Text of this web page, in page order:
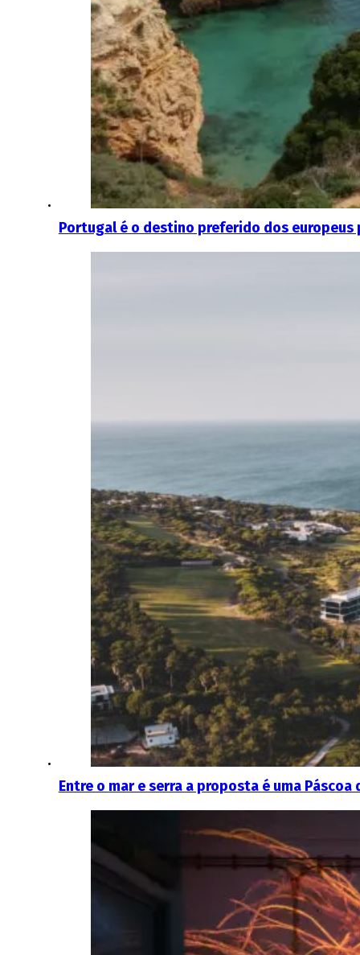
Portugal é o destino preferido dos europeus
Entre o mar e serra a proposta é uma